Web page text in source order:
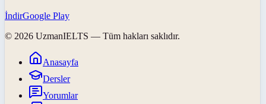
İndirGoogle Play
© 2026 UzmanIELTS — Tüm hakları saklıdır.
Anasayfa
Dersler
Yorumlar